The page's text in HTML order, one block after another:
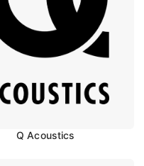
Q Acoustics